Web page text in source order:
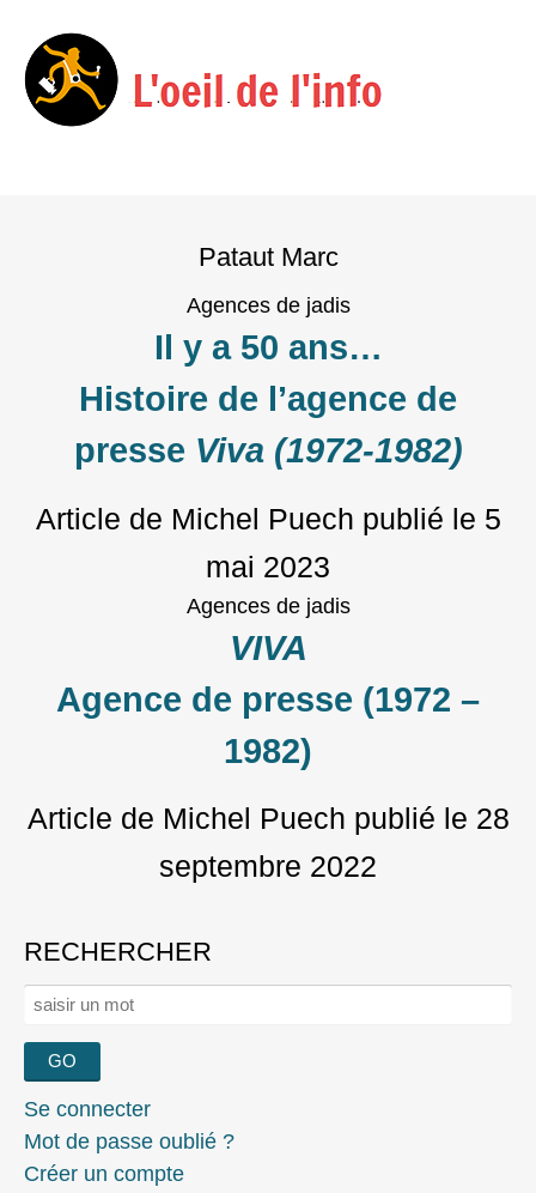
Pataut Marc
Agences de jadis
Il y a 50 ans…
Histoire de l’agence de
presse Viva (1972-1982)
Article de Michel Puech publié le 5
mai 2023
Agences de jadis
VIVA
Agence de presse (1972 –
1982)
Article de Michel Puech publié le 28
septembre 2022
RECHERCHER
Rechercher :
Se connecter
Mot de passe oublié ?
Créer un compte